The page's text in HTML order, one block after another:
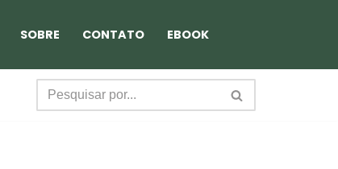
SOBRE CONTATO EBOOK